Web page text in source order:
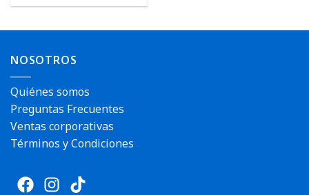
NOSOTROS
Quiénes somos
Preguntas Frecuentes
Ventas corporativas
Términos y Condiciones